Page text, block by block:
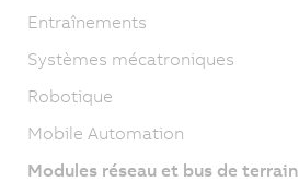
Entraînements
Systèmes mécatroniques
Robotique
Mobile Automation
Modules réseau et bus de terrain